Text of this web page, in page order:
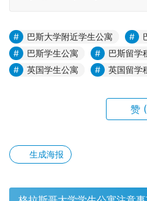
巴斯大学附近学生公寓
巴斯学生公寓
巴斯留学
英国学生公寓
英国留学
赞
生成海报